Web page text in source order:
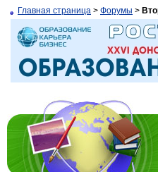
Главная страница > Форумы >